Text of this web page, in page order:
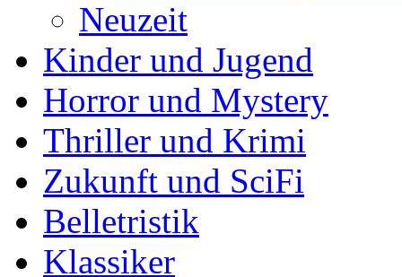
Neuzeit
Kinder und Jugend
Horror und Mystery
Thriller und Krimi
Zukunft und SciFi
Belletristik
Klassiker